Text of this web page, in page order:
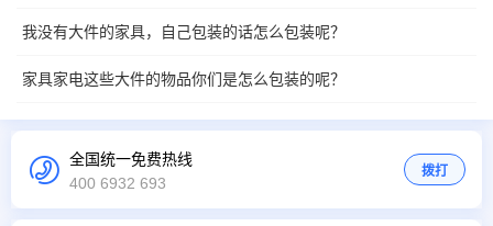
我没有大件的家具，自己包装的话怎么包装呢？
家具家电这些大件的物品你们是怎么包装的呢？
全国统一免费热线
400 6932 693
拨打